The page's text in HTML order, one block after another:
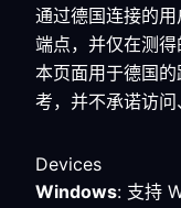
通过德国连接的
端点，并仅在测得
本页面用于德国
考，并不承诺访问
Devices
Windows: 支持